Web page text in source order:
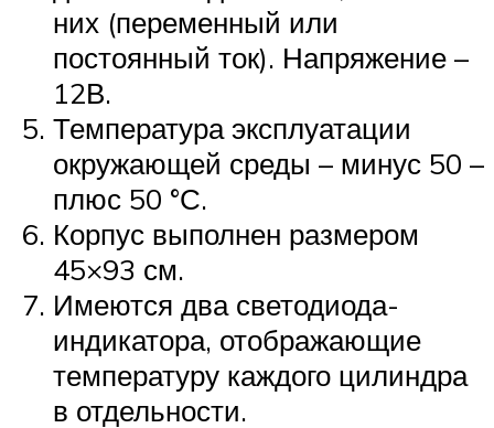
них (переменный или
постоянный ток). Напряжение –
12В.
Температура эксплуатации
окружающей среды – минус 50 –
плюс 50 °С.
Корпус выполнен размером
45×93 см.
Имеются два светодиода-
индикатора, отображающие
температуру каждого цилиндра
в отдельности.